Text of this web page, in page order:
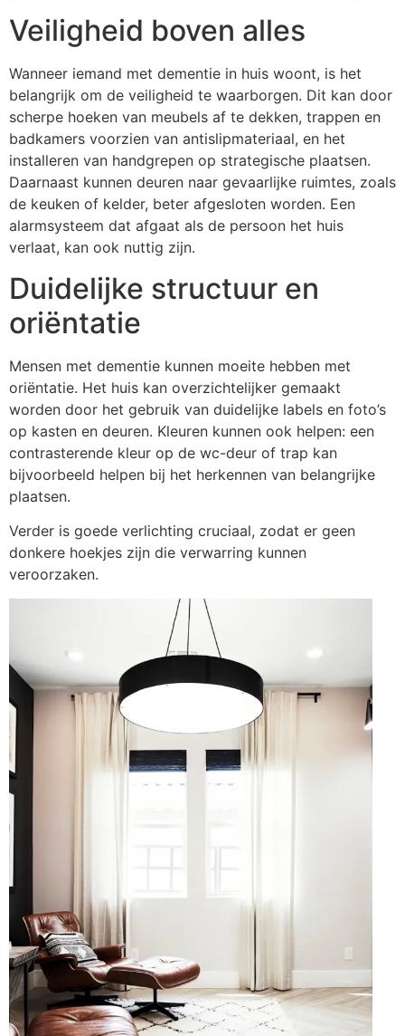
Veiligheid boven alles
Wanneer iemand met dementie in huis woont, is het
belangrijk om de veiligheid te waarborgen. Dit kan door
scherpe hoeken van meubels af te dekken, trappen en
badkamers voorzien van antislipmateriaal, en het
installeren van handgrepen op strategische plaatsen.
Daarnaast kunnen deuren naar gevaarlijke ruimtes, zoals
de keuken of kelder, beter afgesloten worden. Een
alarmsysteem dat afgaat als de persoon het huis
verlaat, kan ook nuttig zijn.
Duidelijke structuur en
oriëntatie
Mensen met dementie kunnen moeite hebben met
oriëntatie. Het huis kan overzichtelijker gemaakt
worden door het gebruik van duidelijke labels en foto’s
op kasten en deuren. Kleuren kunnen ook helpen: een
contrasterende kleur op de wc-deur of trap kan
bijvoorbeeld helpen bij het herkennen van belangrijke
plaatsen.
Verder is goede verlichting cruciaal, zodat er geen
donkere hoekjes zijn die verwarring kunnen
veroorzaken.